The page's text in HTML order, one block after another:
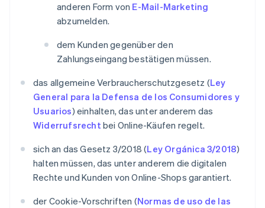
anderen Form von E-Mail-Marketing
abzumelden.
dem Kunden gegenüber den
Zahlungseingang bestätigen müssen.
das allgemeine Verbraucherschutzgesetz (Ley
General para la Defensa de los Consumidores y
Usuarios) einhalten, das unter anderem das
Widerrufsrecht bei Online-Käufen regelt.
sich an das Gesetz 3/2018 (Ley Orgánica 3/2018)
halten müssen, das unter anderem die digitalen
Rechte und Kunden von Online-Shops garantiert.
der Cookie-Vorschriften (Normas de uso de las